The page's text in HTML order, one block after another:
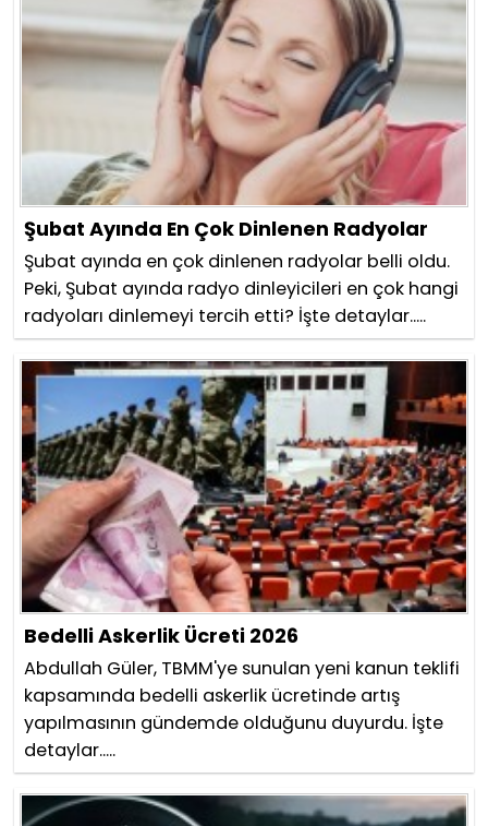
Şubat Ayında En Çok Dinlenen Radyolar
Şubat ayında en çok dinlenen radyolar belli oldu.
Peki, Şubat ayında radyo dinleyicileri en çok hangi
radyoları dinlemeyi tercih etti? İşte detaylar.....
Bedelli Askerlik Ücreti 2026
Abdullah Güler, TBMM'ye sunulan yeni kanun teklifi
kapsamında bedelli askerlik ücretinde artış
yapılmasının gündemde olduğunu duyurdu. İşte
detaylar.....